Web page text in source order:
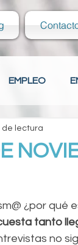
EMPLEO
HABILIDADES
de lectura
¿por qué
tanto
no